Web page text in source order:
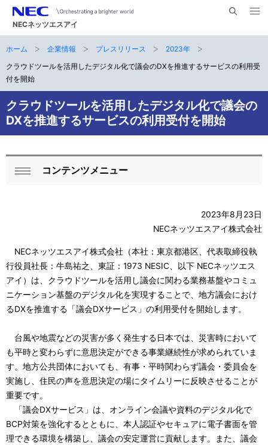
NECネッツエスアイ
メ
く
ナ
ビ
ゲ
ー
シ
サ
イ
ト
内
ホーム 企業情報 プレスリリース
2023年
クラウドツールを活用したデジタル化で議会のDXを推進するサービスの利用受
付を開始
クラウドツールを活用したデジタル化で議会の
DXを推進するサービスの利用受付を開始
ロ
ナ
ビ
ゲ
ー
シ
ョ
ン
コンテンツメニュー
2023年8月23日
NECネッツエスアイ株式会社
NECネッツエスアイ株式会社（本社：東京都港区、代表取締役執
行役員社長：牛島祐之、東証：1973 NESIC、以下 NECネッツエス
アイ）は、クラウドツールを活用し議会に関わる業務基盤やコミュ
ニケーション基盤のデジタル化を実現することで、地方議会におけ
るDXを推進する「議会DXサービス」の利用受付を開始します。
台風や地震などの災害が多く発生する日本では、災害時において
も平時と変わらずに意思決定ができる事業継続性が求められていま
す。地方公共団体においても、有事・平時関わらず議会・委員会を
実施し、住民の声を意思決定の場にタイムリーに反映させることが
重要です。
「議会DXサービス」は、オンライン会議や資料のデジタル化で
BCP対策を強化するとともに、本人認証やセキュアに電子書面を管
理できる環境を構築し、議会の安定運営に貢献します。また、議会